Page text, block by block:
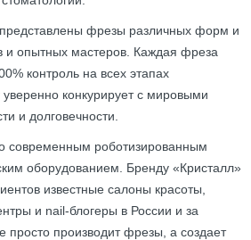
представлены фрезы различных форм и
и опытных мастеров. Каждая фреза
контроль на всех этапах
уверенно конкурирует с мировыми
и долговечности.
современным роботизированным
оборудованием. Бренду «Кристалл»
известные салоны красоты,
и nail-блогеры в России и за
просто производит фрезы, а создает